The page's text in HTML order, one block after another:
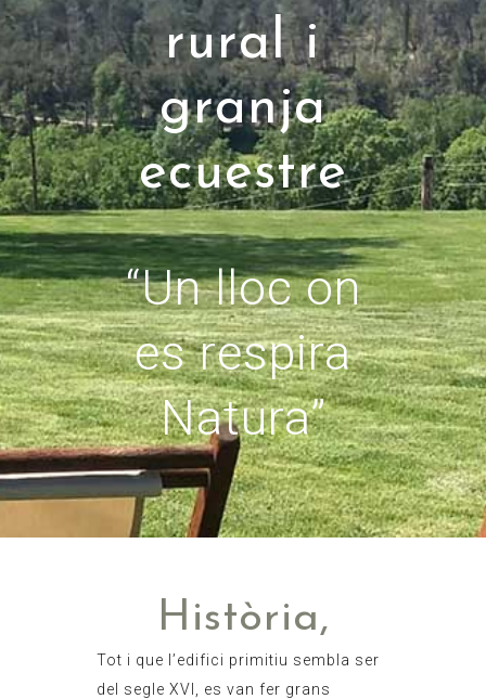
rural i
granja
ecuestre
“Un lloc on
es respira
Natura”
Història,
Tot i que l’edifici primitiu sembla ser
del segle XVI, es van fer grans